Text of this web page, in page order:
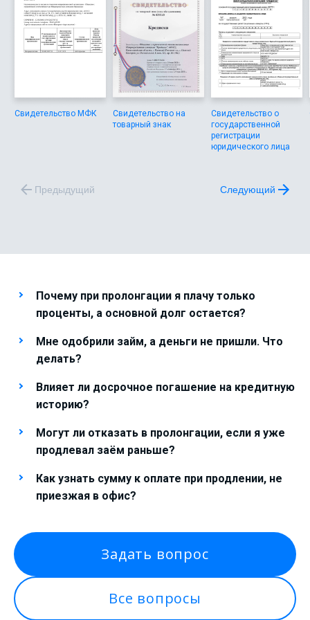
Свидетельство МФК
Свидетельство на
товарный знак
Свидетельство о
государственной
регистрации
юридического лица
Предыдущий Следующий
Почему при пролонгации я плачу только
проценты, а основной долг остается?
Мне одобрили займ, а деньги не пришли. Что
делать?
Влияет ли досрочное погашение на кредитную
историю?
Могут ли отказать в пролонгации, если я уже
продлевал заём раньше?
Как узнать сумму к оплате при продлении, не
приезжая в офис?
Задать вопрос
Все вопросы